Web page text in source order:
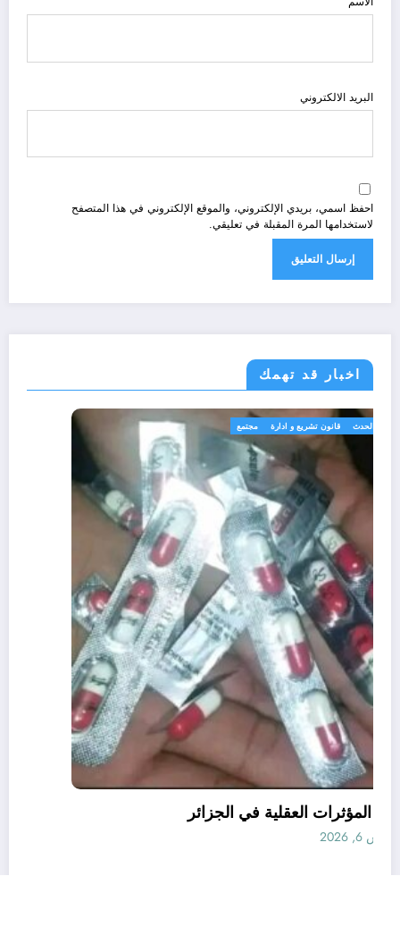
البريد الالكتروني
احفظ اسمي، بريدي الإلكتروني، والموقع الإلكتروني في هذا المتصفح
لاستخدامها المرة المقبلة في تعليقي.
اخبار قد تهمك
الجزائر الحدث قانون تشريع و ادارة مجتمع
قانون المؤثرات العقلية في الجزائر
أغسطس 6, 2026